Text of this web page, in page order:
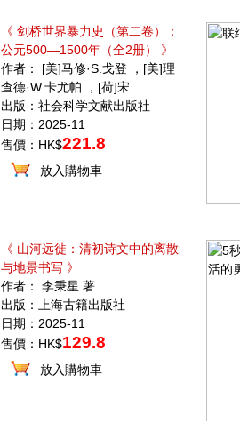
《 剑桥世界暴力史（第二卷）：
公元500—1500年（全2册） 》
作者： [美]马修·S.戈登 ，[美]理
查德·W.卡尤帕 ，[荷]宋
出版：社会科学文献出版社
日期：2025-11
售價：HK$221.8
放入購物車
《 山河远徙：清初诗文中的离散
与地景书写 》
作者： 李秉星 著
出版：上海古籍出版社
日期：2025-11
售價：HK$129.8
放入購物車